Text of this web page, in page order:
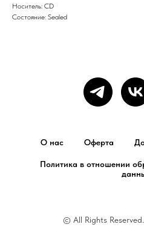
Носитель: CD
Состояние: Sealed
О нас Оферта
Политика в отношении
© All Rights